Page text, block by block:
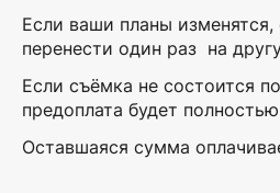
Если ваши планы
перенести один раз на
Если съёмка не состоится
предоплата будет
Оставшаяся сумма